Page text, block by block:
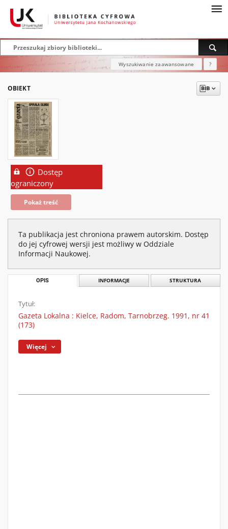
Wyszukiwanie zaawansowane ?
OBIEKT
Dostęp
ograniczony
Pokaż treść
Ta publikacja jest chroniona prawem autorskim. Dostęp
do jej cyfrowej wersji jest możliwy w Oddziale
Informacji Naukowej.
OPIS INFORMACJE STRUKTURA
Tytuł:
Gazeta Lokalna : Kielce, Radom, Tarnobrzeg. 1991, nr 41
(173)
Więcej